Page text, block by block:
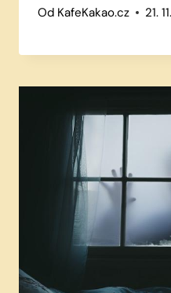
Od KafeKakao.cz 21.